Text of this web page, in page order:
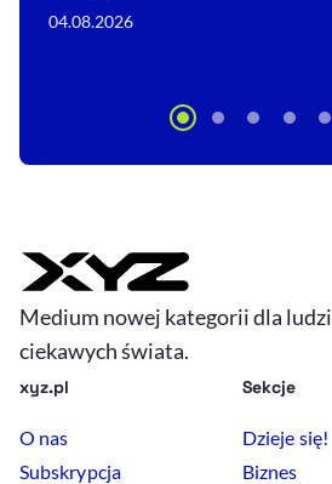
04.08.2026
Medium nowej kategorii dla ludzi
ciekawych świata.
xyz.pl
O nas
Subskrypcja
Sekcje
Dzieje się!
Biznes